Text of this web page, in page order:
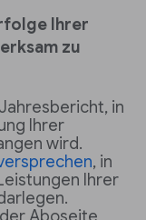
Ihrer
zu
in
Ihrer
wird.
, in
Ihrer